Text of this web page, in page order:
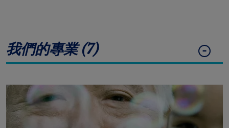
我們的專業 (7)